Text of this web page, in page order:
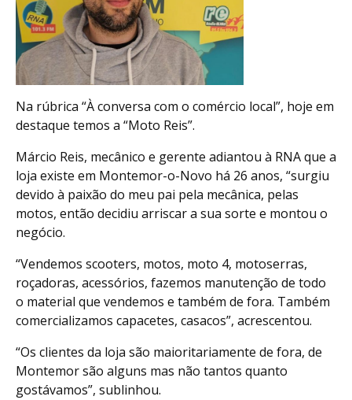
Na rúbrica “À conversa com o comércio local”, hoje em
destaque temos a “Moto Reis”.
Márcio Reis, mecânico e gerente adiantou à RNA que a
loja existe em Montemor-o-Novo há 26 anos, “surgiu
devido à paixão do meu pai pela mecânica, pelas
motos, então decidiu arriscar a sua sorte e montou o
negócio.
“Vendemos scooters, motos, moto 4, motoserras,
roçadoras, acessórios, fazemos manutenção de todo
o material que vendemos e também de fora. Também
comercializamos capacetes, casacos”, acrescentou.
“Os clientes da loja são maioritariamente de fora, de
Montemor são alguns mas não tantos quanto
gostávamos”, sublinhou.